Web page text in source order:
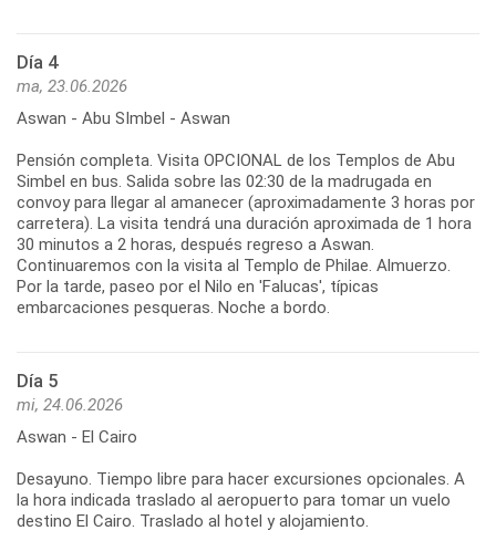
Día 4
ma, 23.06.2026
Aswan - Abu SImbel - Aswan
Pensión completa. Visita OPCIONAL de los Templos de Abu
Simbel en bus. Salida sobre las 02:30 de la madrugada en
convoy para llegar al amanecer (aproximadamente 3 horas por
carretera). La visita tendrá una duración aproximada de 1 hora
30 minutos a 2 horas, después regreso a Aswan.
Continuaremos con la visita al Templo de Philae. Almuerzo.
Por la tarde, paseo por el Nilo en 'Falucas', típicas
embarcaciones pesqueras. Noche a bordo.
Día 5
mi, 24.06.2026
Aswan - El Cairo
Desayuno. Tiempo libre para hacer excursiones opcionales. A
la hora indicada traslado al aeropuerto para tomar un vuelo
destino El Cairo. Traslado al hotel y alojamiento.